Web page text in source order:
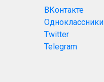
ВКонтакте
Одноклассники
Twitter
Telegram